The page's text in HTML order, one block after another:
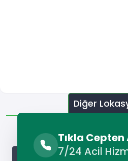
Tıkla Cepten
7/24 Acil
Diğer
Diğer
Adana Çatı Ustası Adıyaman